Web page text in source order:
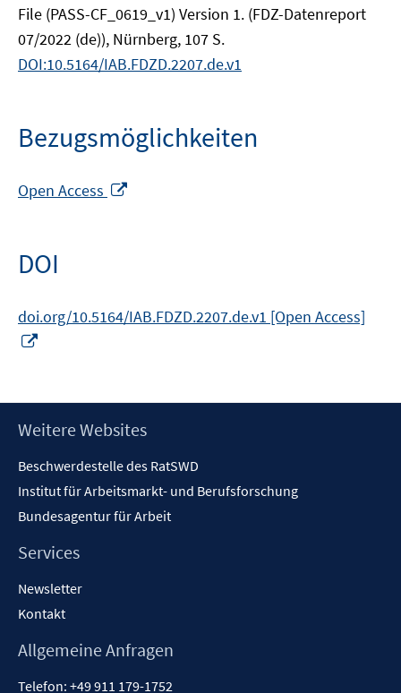
File (PASS-CF_0619_v1) Version 1. (FDZ-Datenreport
07/2022 (de)), Nürnberg, 107 S.
DOI:10.5164/IAB.FDZD.2207.de.v1
Bezugsmöglichkeiten
Open Access
DOI
doi.org/10.5164/IAB.FDZD.2207.de.v1 [Open Access]
öffnen
Footer
Weitere Websites
Beschwerdestelle des RatSWD
Institut für Arbeitsmarkt- und Berufsforschung
Bundesagentur für Arbeit
Services
Newsletter
Kontakt
Allgemeine Anfragen
Telefon: +49 911 179-1752